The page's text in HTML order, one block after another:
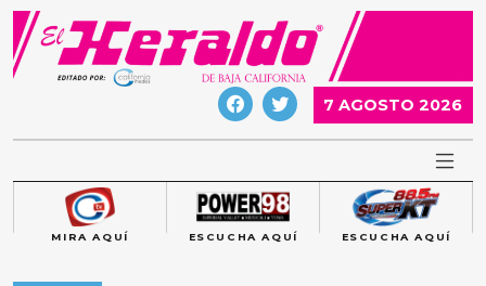
Skip
content
7 AGOSTO 2026
MIRA AQUÍ ESCUCHA AQUÍ ESCUCHA AQUÍ